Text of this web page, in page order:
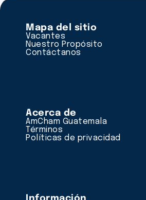
Mapa del sitio
Vacantes
Nuestro Propósito
Contáctanos
Acerca de
AmCham Guatemala
Términos
Políticas de privacidad